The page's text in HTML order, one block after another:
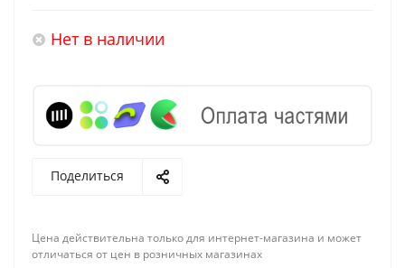
Крышка полностью соответствует необходимым
сертифицированы и абсолютно безопасны.
Нет в наличии
Поделиться
Цена действительна только для интернет-магазина и может
отличаться от цен в розничных магазинах